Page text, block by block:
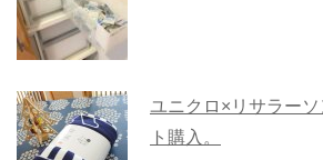
ユニクロ×リサラー
ト購入。